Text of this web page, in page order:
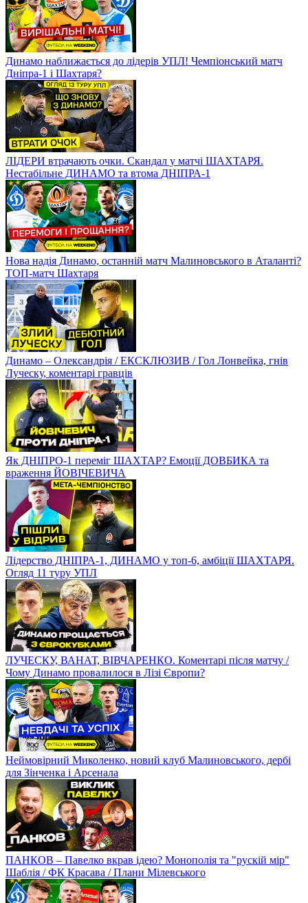
Динамо наближається до лідерів УПЛ! Чемпіонський матч
Дніпра-1 і Шахтаря?
ЛІДЕРИ втрачають очки. Скандал у матчі ШАХТАРЯ.
Нестабільне ДИНАМО та втома ДНІПРА-1
Нова надія Динамо, останній матч Малиновського в Аталанті?
ТОП-матч Шахтаря
Динамо – Олександрія / ЕКСКЛЮЗИВ / Гол Лонвейка, гнів
Луческу, коментарі гравців
Як ДНІПРО-1 переміг ШАХТАР? Емоції ДОВБИКА та
враження ЙОВІЧЕВИЧА
Лідерство ДНІПРА-1, ДИНАМО у топ-6, амбіції ШАХТАРЯ.
Огляд 11 туру УПЛ
ЛУЧЕСКУ, ВАНАТ, ВІВЧАРЕНКО. Коментарі після матчу /
Чому Динамо провалилося в Лізі Європи?
Неймовірний Миколенко, новий клуб Малиновського, дербі
для Зінченка і Арсенала
ПАНКОВ – Павелко вкрав ідею? Монополія та "рускій мір"
Шаблія / ФК Красава / Плани Мілевського